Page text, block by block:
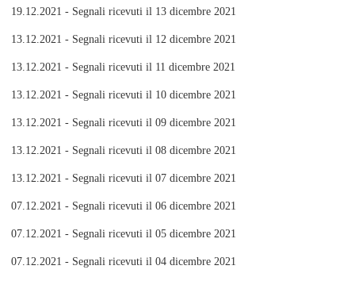
19.12.2021 - Segnali ricevuti il 13 dicembre 2021
13.12.2021 - Segnali ricevuti il 12 dicembre 2021
13.12.2021 - Segnali ricevuti il 11 dicembre 2021
13.12.2021 - Segnali ricevuti il 10 dicembre 2021
13.12.2021 - Segnali ricevuti il 09 dicembre 2021
13.12.2021 - Segnali ricevuti il 08 dicembre 2021
13.12.2021 - Segnali ricevuti il 07 dicembre 2021
07.12.2021 - Segnali ricevuti il 06 dicembre 2021
07.12.2021 - Segnali ricevuti il 05 dicembre 2021
07.12.2021 - Segnali ricevuti il 04 dicembre 2021